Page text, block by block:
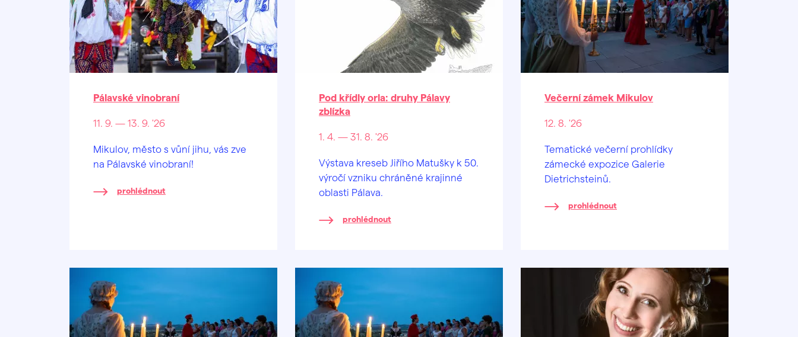
Pálavské vinobraní
11. 9. — 13. 9. '26
Mikulov, město s vůní jihu, vás zve
na Pálavské vinobraní!
prohlédnout
Pod křídly orla: druhy Pálavy
zblízka
1. 4. — 31. 8. '26
Výstava kreseb Jiřího Matušky k 50.
výročí vzniku chráněné krajinné
oblasti Pálava.
prohlédnout
Večerní zámek Mikulov
12. 8. '26
Tematické večerní prohlídky
zámecké expozice Galerie
Dietrichsteinů.
prohlédnout